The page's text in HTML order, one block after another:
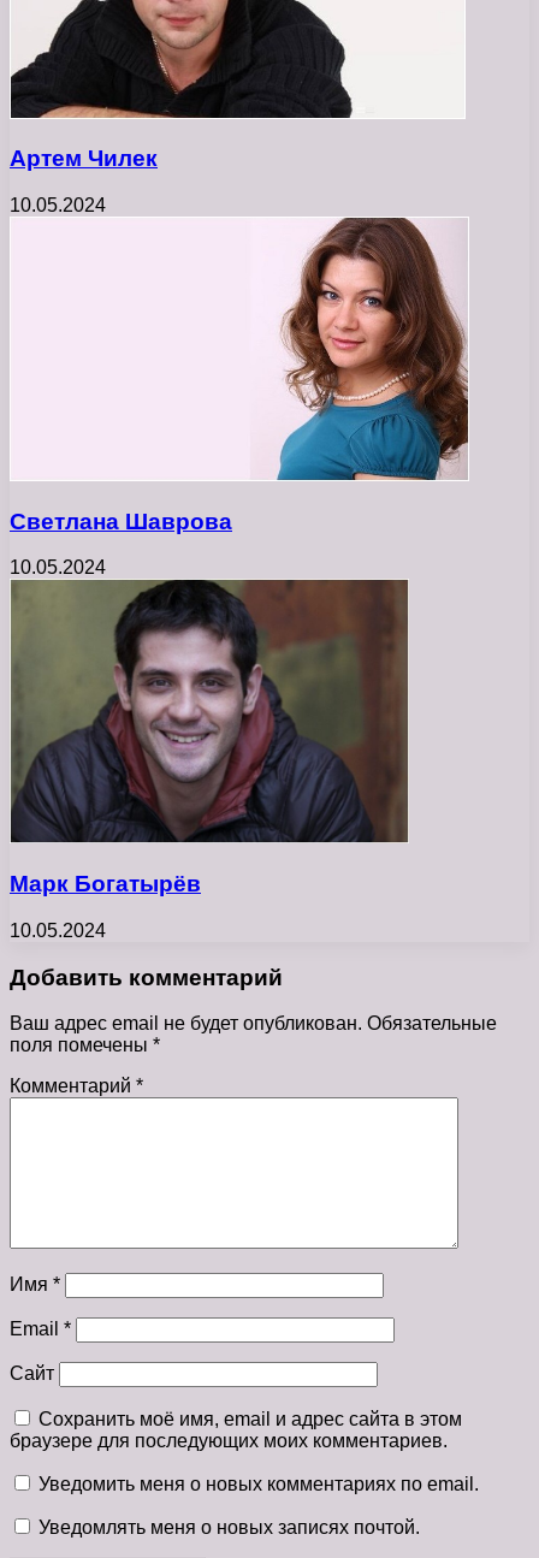
Артем Чилек
10.05.2024
Светлана Шаврова
10.05.2024
Марк Богатырёв
10.05.2024
Добавить комментарий
Ваш адрес email не будет опубликован. Обязательные
поля помечены *
Комментарий *
Имя *
Email *
Сайт
Сохранить моё имя, email и адрес сайта в этом
браузере для последующих моих комментариев.
Уведомить меня о новых комментариях по email.
Уведомлять меня о новых записях почтой.